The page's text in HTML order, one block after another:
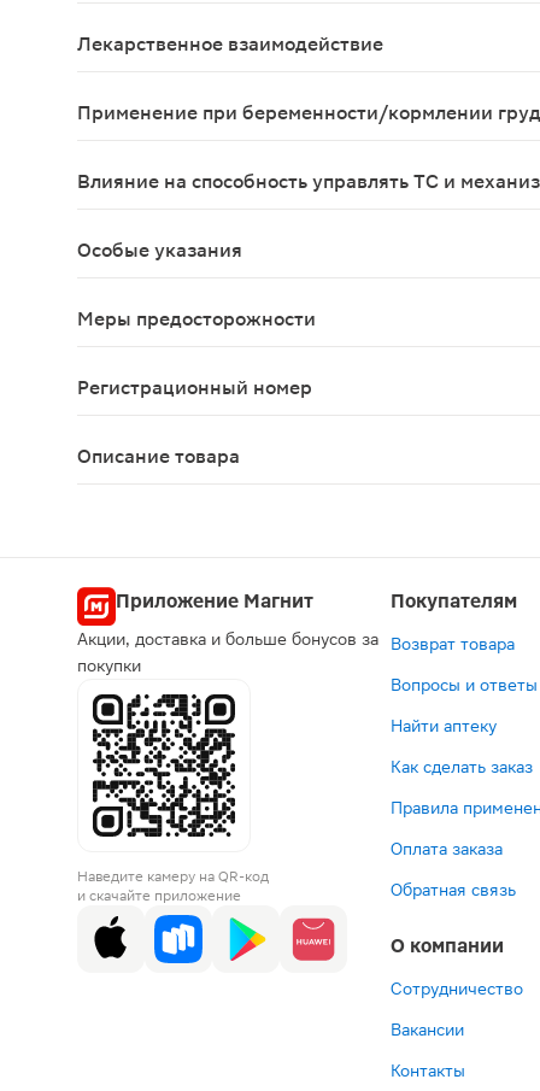
Лекарственное взаимодействие
Не рекомендуется одновременное
Применение при беременности/кормлении
Влияние на способность управлять ТС и
Особые указания
Меры предосторожности
Регистрационный номер
Описание товара
Приложение Магнит
Акции, доставка и больше бонусов за
покупки
Наведите камеру на QR-код
и скачайте приложение
Покупателям
Возврат товара
Вопросы и ответы
Найти аптеку
Как сделать заказ
Правила
Оплата заказа
Обратная связь
О компании
Сотрудничество
Вакансии
Контакты